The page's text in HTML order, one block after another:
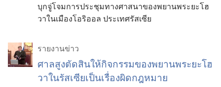
บุกจู่โจมการประชุมทางศาสนาของพยานพระยะโฮ
วาในเมืองโอริออล ประเทศรัสเซีย
รายงานข่าว
ศาลสูงตัดสินให้กิจกรรมของพยานพระยะโฮ
วาในรัสเซียเป็นเรื่องผิดกฎหมาย